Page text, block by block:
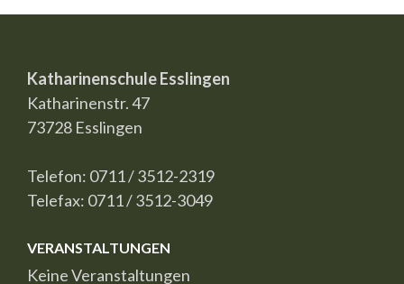
Katharinenschule Esslingen
Katharinenstr. 47
73728 Esslingen
Telefon: 0711 / 3512-2319
Telefax: 0711 / 3512-3049
VERANSTALTUNGEN
Keine Veranstaltungen